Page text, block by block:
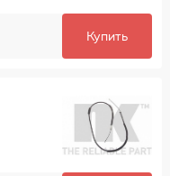
Купить